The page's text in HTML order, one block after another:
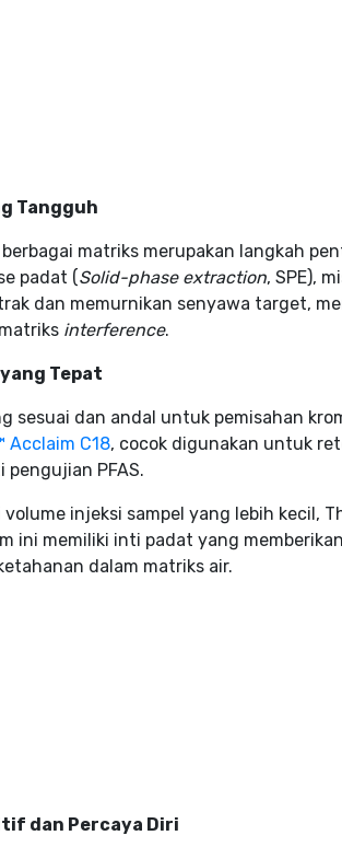
Tangguh
matriks merupakan langkah
padat (Solid-phase extraction, SPE),
dan memurnikan senyawa target,
interference.
Tepat
sesuai dan andal untuk pemisahan
Acclaim C18, cocok digunakan untuk
pengujian PFAS.
injeksi sampel yang lebih kecil,
ini memiliki inti padat yang
dalam matriks air.
dan Percaya Diri